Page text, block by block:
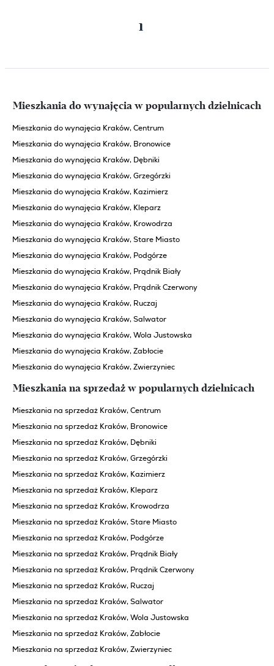
1
Mieszkania do wynajęcia w popularnych dzielnicach
Mieszkania do wynajęcia Kraków, Centrum
Mieszkania do wynajęcia Kraków, Bronowice
Mieszkania do wynajęcia Kraków, Dębniki
Mieszkania do wynajęcia Kraków, Grzegórzki
Mieszkania do wynajęcia Kraków, Kazimierz
Mieszkania do wynajęcia Kraków, Kleparz
Mieszkania do wynajęcia Kraków, Krowodrza
Mieszkania do wynajęcia Kraków, Stare Miasto
Mieszkania do wynajęcia Kraków, Podgórze
Mieszkania do wynajęcia Kraków, Prądnik Biały
Mieszkania do wynajęcia Kraków, Prądnik Czerwony
Mieszkania do wynajęcia Kraków, Ruczaj
Mieszkania do wynajęcia Kraków, Salwator
Mieszkania do wynajęcia Kraków, Wola Justowska
Mieszkania do wynajęcia Kraków, Zabłocie
Mieszkania do wynajęcia Kraków, Zwierzyniec
Mieszkania na sprzedaż w popularnych dzielnicach
Mieszkania na sprzedaż Kraków, Centrum
Mieszkania na sprzedaż Kraków, Bronowice
Mieszkania na sprzedaż Kraków, Dębniki
Mieszkania na sprzedaż Kraków, Grzegórzki
Mieszkania na sprzedaż Kraków, Kazimierz
Mieszkania na sprzedaż Kraków, Kleparz
Mieszkania na sprzedaż Kraków, Krowodrza
Mieszkania na sprzedaż Kraków, Stare Miasto
Mieszkania na sprzedaż Kraków, Podgórze
Mieszkania na sprzedaż Kraków, Prądnik Biały
Mieszkania na sprzedaż Kraków, Prądnik Czerwony
Mieszkania na sprzedaż Kraków, Ruczaj
Mieszkania na sprzedaż Kraków, Salwator
Mieszkania na sprzedaż Kraków, Wola Justowska
Mieszkania na sprzedaż Kraków, Zabłocie
Mieszkania na sprzedaż Kraków, Zwierzyniec